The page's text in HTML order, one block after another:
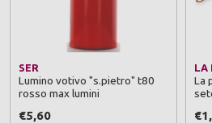
SER
Lumino votivo "s.pietro" t80
rosso max lumini
€5,60
LA
La